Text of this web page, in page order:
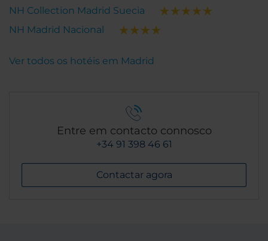
NH Collection Madrid Suecia
NH Madrid Nacional
Ver todos os hotéis em Madrid
Entre em contacto connosco
+34 91 398 46 61
Contactar agora